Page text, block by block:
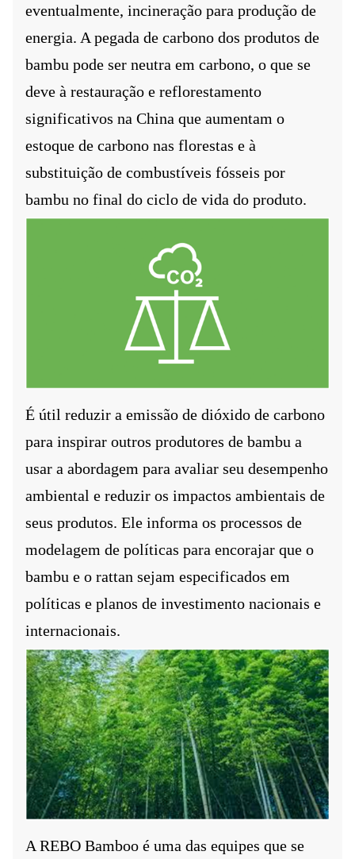
eventualmente, incineração para produção de
energia. A pegada de carbono dos produtos de
bambu pode ser neutra em carbono, o que se
deve à restauração e reflorestamento
significativos na China que aumentam o
estoque de carbono nas florestas e à
substituição de combustíveis fósseis por
bambu no final do ciclo de vida do produto.
É útil reduzir a emissão de dióxido de carbono
para inspirar outros produtores de bambu a
usar a abordagem para avaliar seu desempenho
ambiental e reduzir os impactos ambientais de
seus produtos. Ele informa os processos de
modelagem de políticas para encorajar que o
bambu e o rattan sejam especificados em
políticas e planos de investimento nacionais e
internacionais.
A REBO Bamboo é uma das equipes que se